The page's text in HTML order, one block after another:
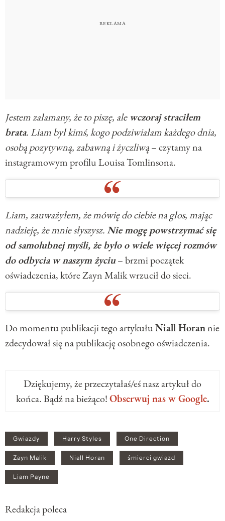
Jestem załamany, że to piszę, alewczoraj straciłem
brata. Liam był kimś, kogo podziwiałam każdego dnia,
osobą pozytywną, zabawną i życzliwą– czytamy na
instagramowym profilu Louisa Tomlinsona.
Liam, zauważyłem, że mówię do ciebie na głos, mając
nadzieję, że mnie słyszysz. Nie mogę powstrzymać się
od samolubnej myśli, że było o wiele więcej rozmów
do odbycia w naszym życiu– brzmi początek
oświadczenia, które Zayn Malik wrzucił do sieci.
Do momentu publikacji tego artykułuNiall Horannie
zdecydował się na publikację osobnego oświadczenia.
Dziękujemy, że przeczytałaś/eś nasz artykuł do
końca. Bądź na bieżąco!Obserwuj nas w Google.
Gwiazdy Harry Styles One Direction
Zayn Malik Niall Horan śmierci gwiazd
Liam Payne
Redakcja poleca